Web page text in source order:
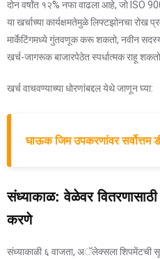
दोन वर्षांत १२% नफा वाढला आहे, जो ISO
या खर्चाच्या कार्यक्षमतेमुळे लिफ्टझोनचा
मार्केटिंगमध्ये गुंतवणूक करू शकतो, नवीन
खर्च-जागरूक बाजारपेठेत स्पर्धात्मक राहू
खर्च वाचवण्याच्या धोरणांबद्दल येथे जाणून घ्या:
घाऊक जिम उपकरणांवर सर्वोत्तम
संध्याकाळ: वेळेवर
करणे
संध्याकाळी ६ वाजता, अॅलेक्सला शिपमेंटची